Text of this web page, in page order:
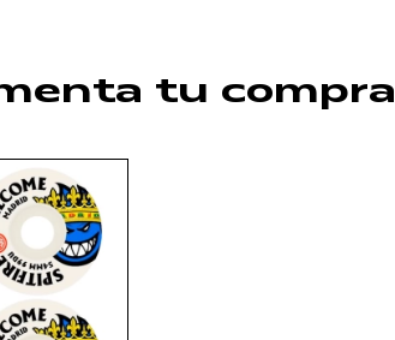
tu compra